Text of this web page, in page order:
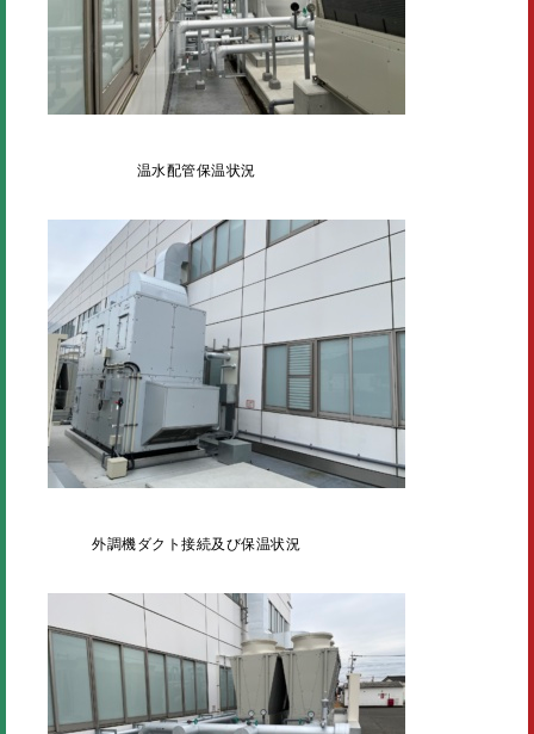
温水配管保温状況
外調機ダクト接続及び保温状況